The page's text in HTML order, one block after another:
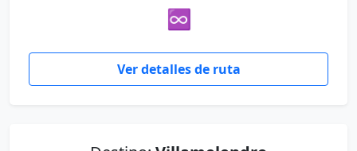
♾
Ver detalles de ruta